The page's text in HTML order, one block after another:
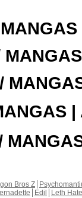
|
Bros Z
Edil
Leth Hate